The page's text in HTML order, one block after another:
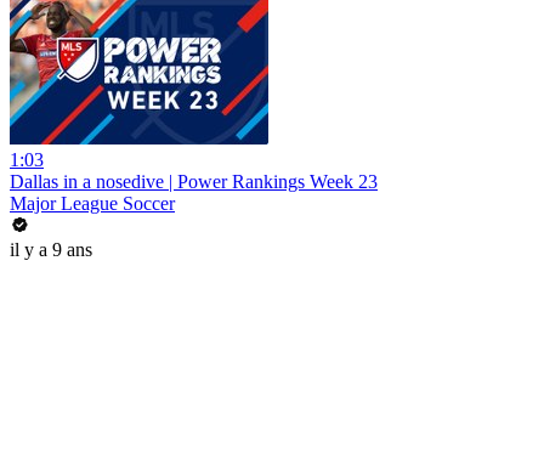
1:03
Dallas in a nosedive | Power Rankings Week 23
Major League Soccer
il y a 9 ans